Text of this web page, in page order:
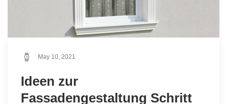
May 10, 2021
Ideen zur
Fassadengestaltung Schritt